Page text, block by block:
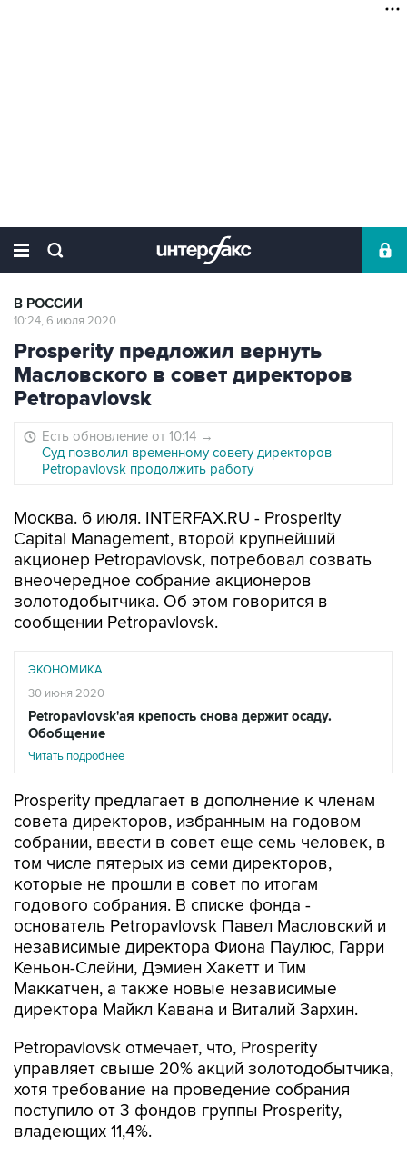
В РОССИИ
10:24, 6 июля 2020
Prosperity предложил вернуть
Масловского в совет директоров
Petropavlovsk
Есть обновление от 10:14 →
Суд позволил временному совету директоров
Petropavlovsk продолжить работу
Москва. 6 июля. INTERFAX.RU - Prosperity
Capital Management, второй крупнейший
акционер Petropavlovsk, потребовал созвать
внеочередное собрание акционеров
золотодобытчика. Об этом говорится в
сообщении Petropavlovsk.
ЭКОНОМИКА
30 июня 2020
Petropavlovsk'ая крепость снова держит осаду.
Обобщение
Читать подробнее
Prosperity предлагает в дополнение к членам
совета директоров, избранным на годовом
собрании, ввести в совет еще семь человек, в
том числе пятерых из семи директоров,
которые не прошли в совет по итогам
годового собрания. В списке фонда -
основатель Petropavlovsk Павел Масловский и
независимые директора Фиона Паулюс, Гарри
Кеньон-Слейни, Дэмиен Хакетт и Тим
Маккатчен, а также новые независимые
директора Майкл Кавана и Виталий Зархин.
Petropavlovsk отмечает, что, Prosperity
управляет свыше 20% акций золотодобытчика,
хотя требование на проведение собрания
поступило от 3 фондов группы Prosperity,
владеющих 11,4%.